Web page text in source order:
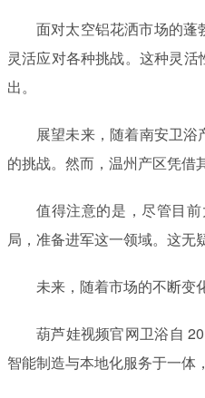
面对太空铝花洒市场的蓬勃发
灵活应对各种挑战。这种灵
出。
展望未来，随着南安卫
的挑战。然而，温州产区凭
值得注意的是，尽管
局，准备进军这一领域。
未来，随着市场的不断
葫芦娃视频官网卫浴自 2012
智能制造与本地化服务于一体